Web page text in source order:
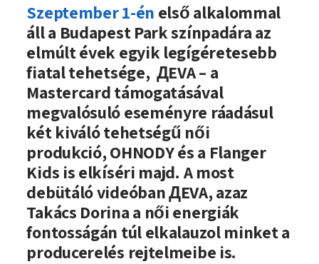
Szeptember 1-én ДEVA + OHNODY +
Szeptember 1-én első alkalommal
áll a Budapest Park színpadára az
elmúlt évek egyik legígéretesebb
fiatal tehetsége, ДEVA – a
Mastercard támogatásával
megvalósuló eseményre ráadásul
két kiváló tehetségű női
produkció, OHNODY és a Flanger
Kids is elkíséri majd. A most
debütáló videóban ДEVA, azaz
Takács Dorina a női energiák
fontosságán túl elkalauzol minket a
producerelés rejtelmeibe is.